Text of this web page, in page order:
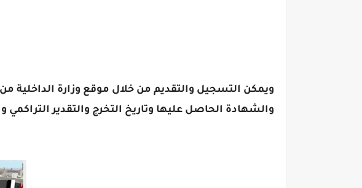
ويمكن التسجيل والتقديم من خلال موقع وزارة الداخلية من
والشهادة الحاصل عليها وتاريخ التخرج والتقدير